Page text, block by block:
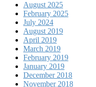
August 2025
February 2025
July 2024
August 2019
April 2019
March 2019
February 2019
January 2019
December 2018
November 2018